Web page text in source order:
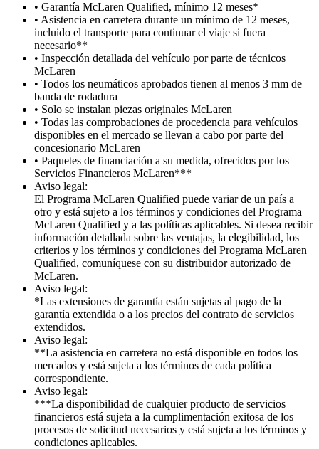
• Garantía McLaren Qualified, mínimo 12 meses*
• Asistencia en carretera durante un mínimo de 12 meses,
incluido el transporte para continuar el viaje si fuera
necesario**
• Inspección detallada del vehículo por parte de técnicos
McLaren
• Todos los neumáticos aprobados tienen al menos 3 mm de
banda de rodadura
• Solo se instalan piezas originales McLaren
• Todas las comprobaciones de procedencia para vehículos
disponibles en el mercado se llevan a cabo por parte del
concesionario McLaren
• Paquetes de financiación a su medida, ofrecidos por los
Servicios Financieros McLaren***
Aviso legal:
El Programa McLaren Qualified puede variar de un país a
otro y está sujeto a los términos y condiciones del Programa
McLaren Qualified y a las políticas aplicables. Si desea recibir
información detallada sobre las ventajas, la elegibilidad, los
criterios y los términos y condiciones del Programa McLaren
Qualified, comuníquese con su distribuidor autorizado de
McLaren.
Aviso legal:
*Las extensiones de garantía están sujetas al pago de la
garantía extendida o a los precios del contrato de servicios
extendidos.
Aviso legal:
**La asistencia en carretera no está disponible en todos los
mercados y está sujeta a los términos de cada política
correspondiente.
Aviso legal:
***La disponibilidad de cualquier producto de servicios
financieros está sujeta a la cumplimentación exitosa de los
procesos de solicitud necesarios y está sujeta a los términos y
condiciones aplicables.